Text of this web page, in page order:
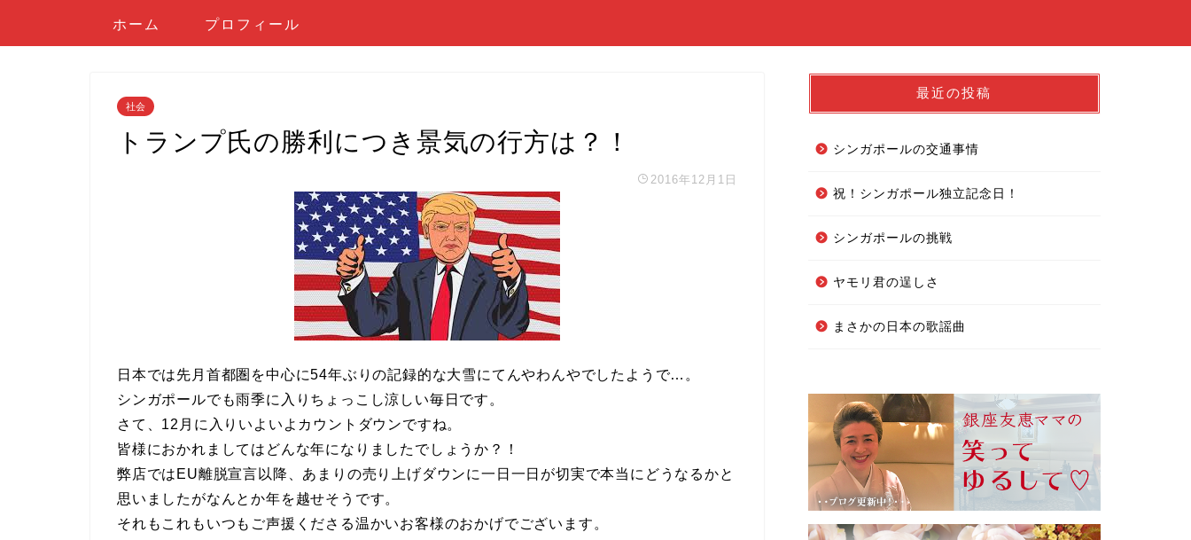
ホーム プロフィール
社会
トランプ氏の勝利につき景気の行方は？！
2016年12月1日
日本では先月首都圏を中心に54年ぶりの記録的な大雪にてんやわんやでしたようで…。
シンガポールでも雨季に入りちょっこし涼しい毎日です。
さて、12月に入りいよいよカウントダウンですね。
皆様におかれましてはどんな年になりましたでしょうか？！
弊店ではEU離脱宣言以降、あまりの売り上げダウンに一日一日が切実で本当にどうなるかと
思いましたがなんとか年を越せそうです。
それもこれもいつもご声援くださる温かいお客様のおかげでございます。
最近の投稿
シンガポールの交通事情
祝！シンガポール独立記念日！
シンガポールの挑戦
ヤモリ君の逞しさ
まさかの日本の歌謡曲